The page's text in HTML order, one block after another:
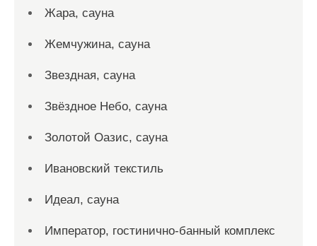
Жара, сауна
Жемчужина, сауна
Звездная, сауна
Звёздное Небо, сауна
Золотой Оазис, сауна
Ивановский текстиль
Идеал, сауна
Император, гостинично-банный комплекс